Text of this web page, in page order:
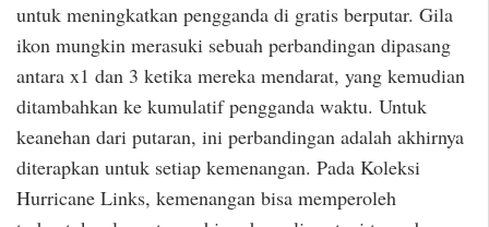
untuk meningkatkan pengganda di gratis berputar. Gila
ikon mungkin merasuki sebuah perbandingan dipasang
antara x1 dan 3 ketika mereka mendarat, yang kemudian
ditambahkan ke kumulatif pengganda waktu. Untuk
keanehan dari putaran, ini perbandingan adalah akhirnya
diterapkan untuk setiap kemenangan. Pada Koleksi
Hurricane Links, kemenangan bisa memperoleh